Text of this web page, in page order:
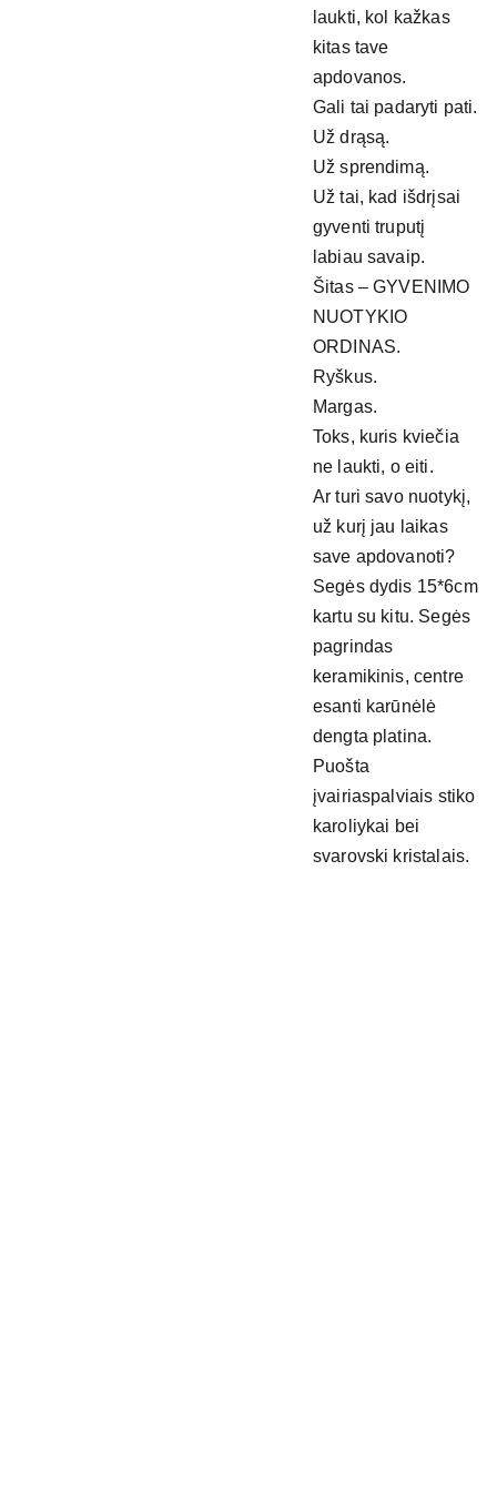
laukti, kol kažkas
kitas tave
apdovanos.
Gali tai padaryti pati.
Už drąsą.
Už sprendimą.
Už tai, kad išdrįsai
gyventi truputį
labiau savaip.
Šitas – GYVENIMO
NUOTYKIO
ORDINAS.
Ryškus.
Margas.
Toks, kuris kviečia
ne laukti, o eiti.
Ar turi savo nuotykį,
už kurį jau laikas
save apdovanoti?
Segės dydis 15*6cm
kartu su kitu. Segės
pagrindas
keramikinis, centre
esanti karūnėlė
dengta platina.
Puošta
įvairiaspalviais stiko
karoliykai bei
svarovski kristalais.